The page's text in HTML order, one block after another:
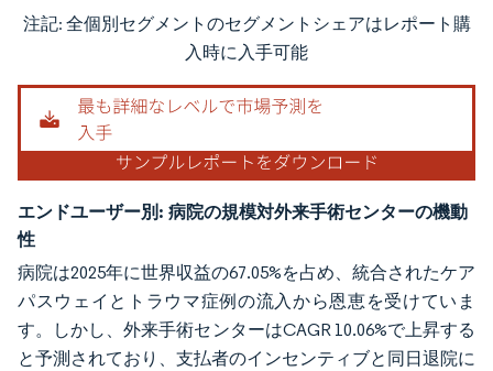
画像 © Mordor Intelligence。再利用にはCC BY 4.0の表示が必要です。
注記: 全個別セグメントのセグメントシェアはレポート購
入時に入手可能
エンドユーザー別: 病院の規模対外来手術センターの機動
性
病院は2025年に世界収益の67.05%を占め、統合されたケア
パスウェイとトラウマ症例の流入から恩恵を受けていま
す。しかし、外来手術センターはCAGR 10.06%で上昇する
と予測されており、支払者のインセンティブと同日退院に